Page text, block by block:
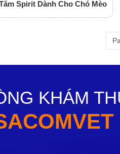
Spirit Dành Cho Chó Mèo
KHÁM